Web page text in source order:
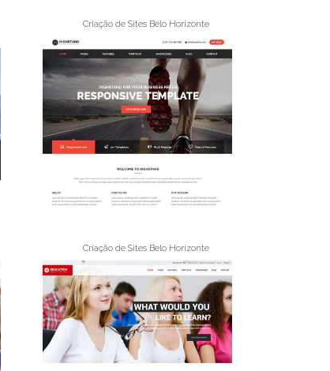
Criação de Sites Belo Horizonte
Criação de Sites Belo Horizonte